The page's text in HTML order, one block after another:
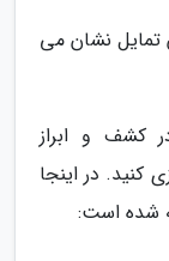
تمایل نشان می
کشف و ابراز
کنید. در اینجا
شده است: